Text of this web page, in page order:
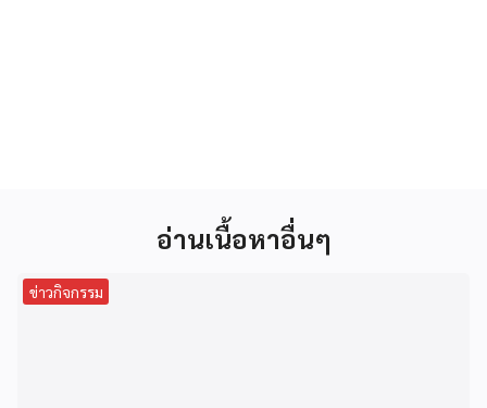
อ่านเนื้อหาอื่นๆ
ข่าวกิจกรรม